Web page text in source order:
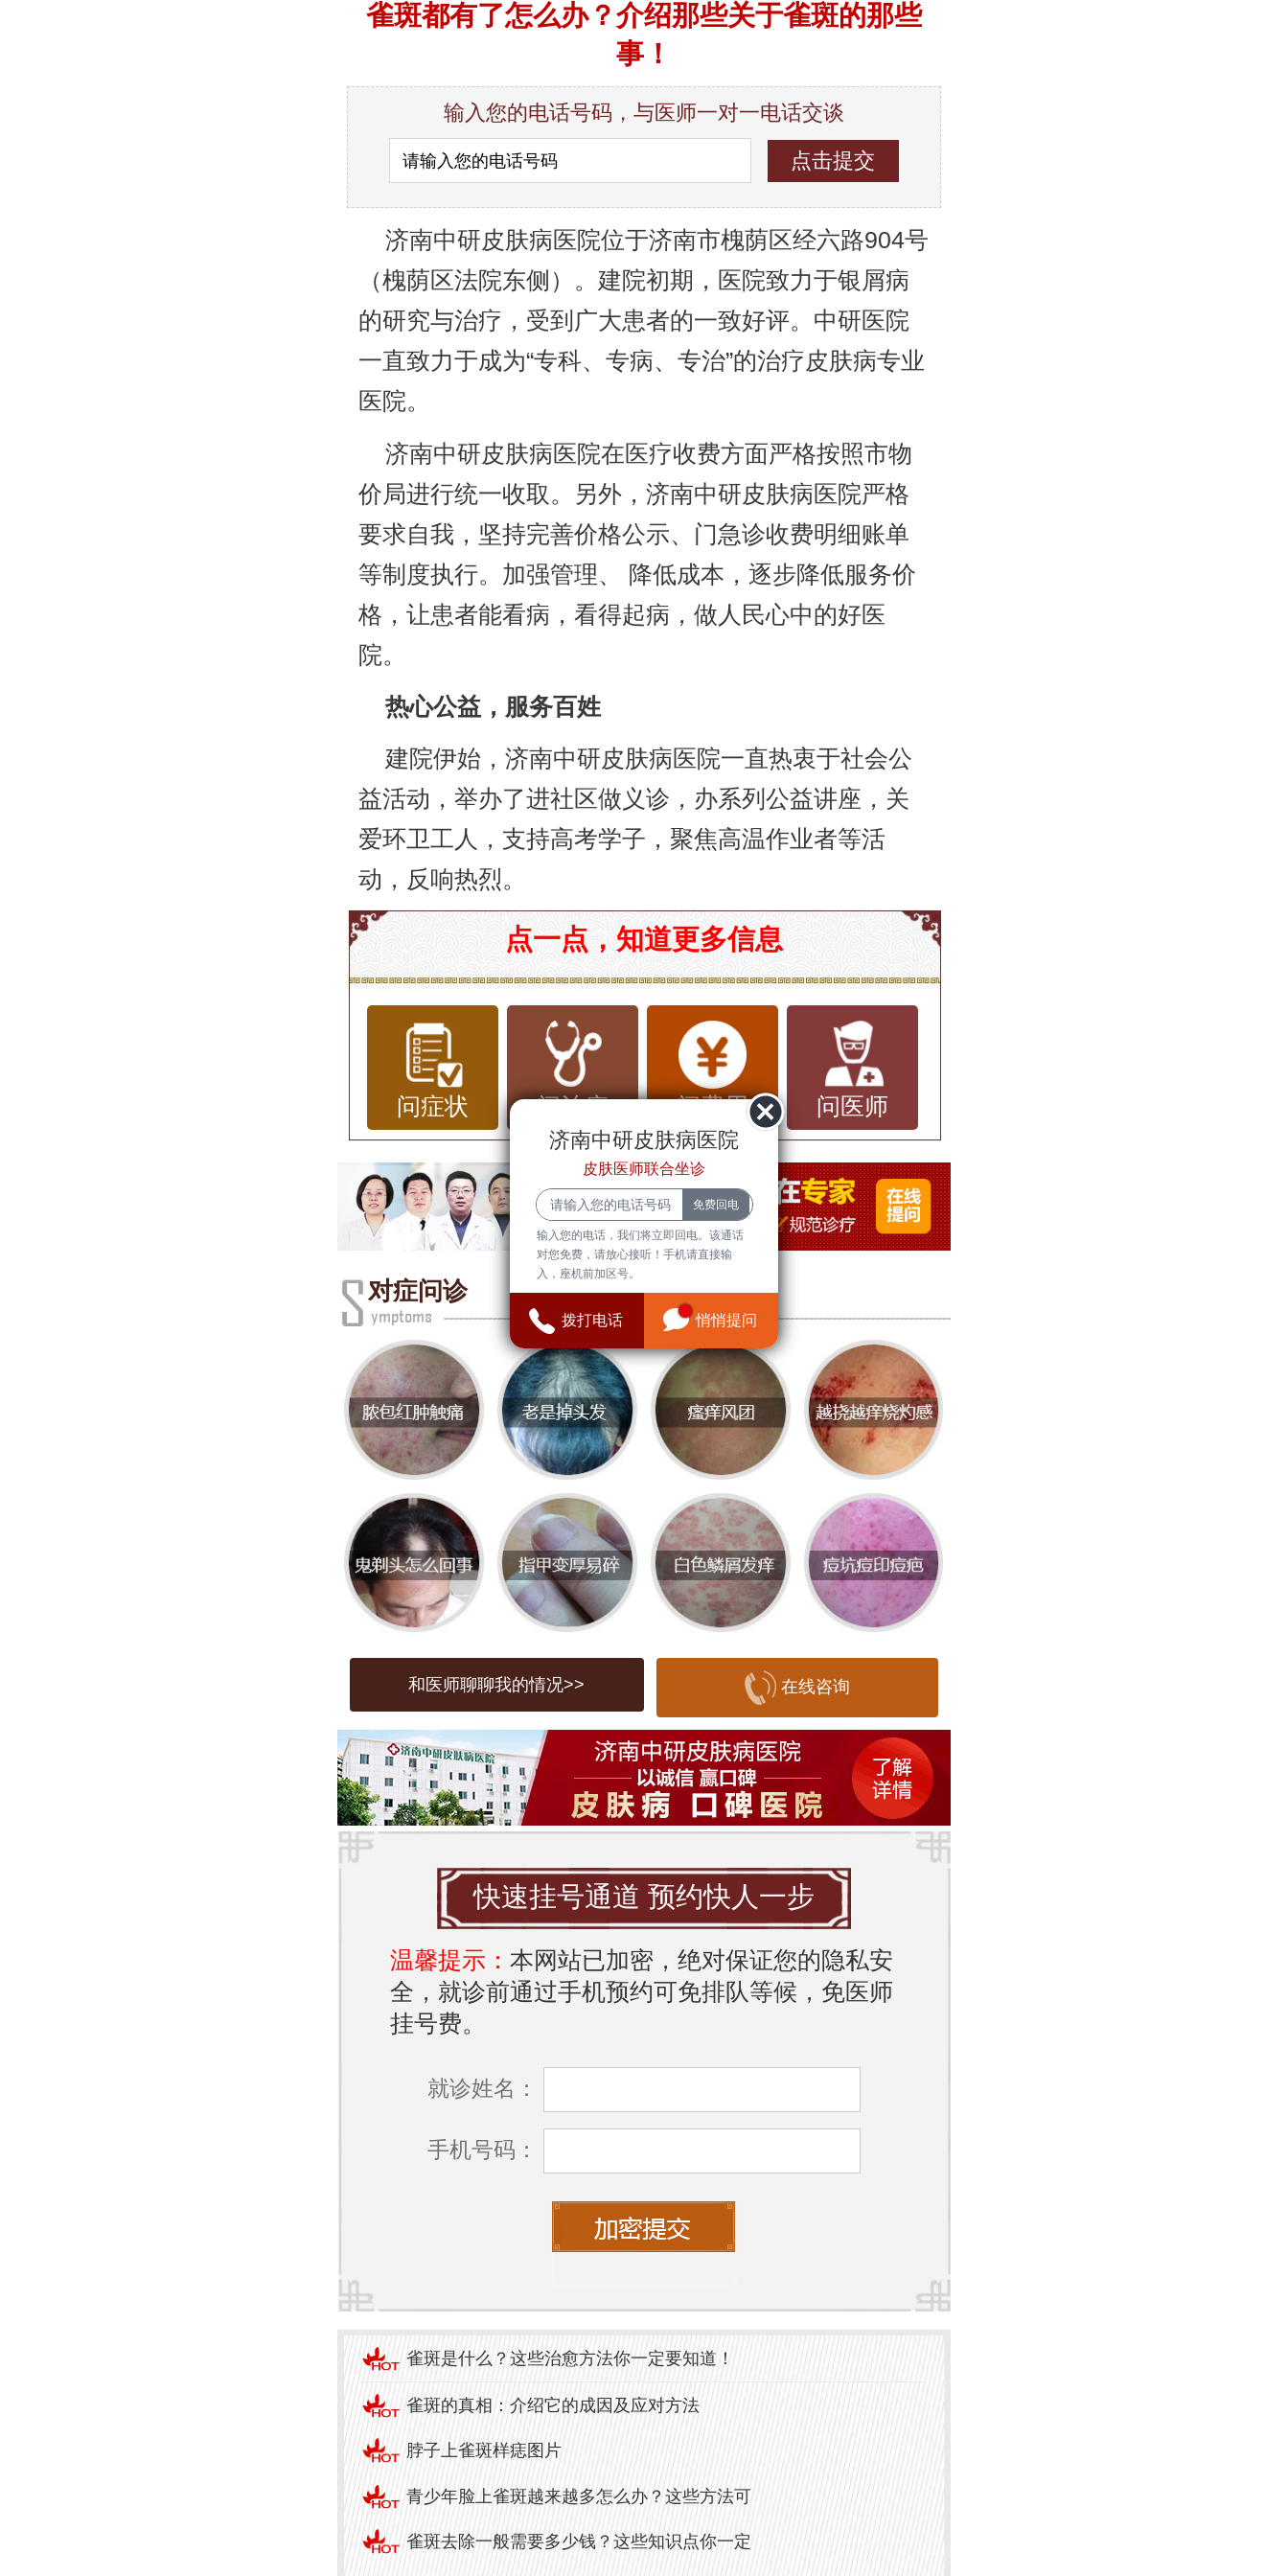
雀斑都有了怎么办？介绍那些关于雀斑的那些
事！
输入您的电话号码，与医师一对一电话交谈
济南中研皮肤病医院位于济南市槐荫区经六路904号
（槐荫区法院东侧）。建院初期，医院致力于银屑病
的研究与治疗，受到广大患者的一致好评。中研医院
一直致力于成为“专科、专病、专治”的治疗皮肤病专业
医院。
济南中研皮肤病医院在医疗收费方面严格按照市物
价局进行统一收取。另外，济南中研皮肤病医院严格
要求自我，坚持完善价格公示、门急诊收费明细账单
等制度执行。加强管理、 降低成本，逐步降低服务价
格，让患者能看病，看得起病，做人民心中的好医
院。
热心公益，服务百姓
建院伊始，济南中研皮肤病医院一直热衷于社会公
益活动，举办了进社区做义诊，办系列公益讲座，关
爱环卫工人，支持高考学子，聚焦高温作业者等活
动，反响热烈。
雀斑都有了怎么办？揭秘那些关于雀斑的那些事！
雀斑，这个让许多人困扰的皮肤问题。无论是细密散
布在脸颊，还是成片出现在鼻梁，雀斑总是让人觉得
烦恼。那么，雀斑到底是什么？为什么会出现？如何
预防和应对？今天，我们就来聊聊这些关于雀斑的“那
些事”。
什么是雀斑？
雀斑是一种常见的皮肤问题，通常表现为脸部出现散
在的或成片的棕色小斑点。这些斑点是由于皮肤中黑
色素的过度生成所导致的。黑色素的生成与遗传、激
素水平、紫外线照射等因素密切相关。
雀斑的形成原因
1. 紫外线照射：阳光中的紫外线是雀斑形成的主要原
因。长期暴露在阳光下，皮肤中的黑色素细胞会被激
活，产生更多的黑色素，从而导致雀斑的出现。
2. 激素影响：激素水平的变化也会导致雀斑的出现。
激素水平的波动可能会引发雀斑。
3. 遗传因素：有些人天生皮肤敏感，黑色素生成能力
较强，因此更容易出现雀斑。
雀斑的类型
雀斑可以分为两种类型：
1. 太阳雀斑：由长期紫外线照射引起，通常出现在经
常暴露在阳光下的部位，如脸部、手背等。
2. 激素性雀斑：由激素水平变化引起，常见于怀孕
期、更年期或使用激素类药物时。
雀斑不仅影响美观，还可能引发其他皮肤问题。例
如，雀斑可能导致皮肤色素沉着加重，甚引发皮肤癌
变。因此，及时预防和治疗雀斑非常重要。
如何预防雀斑？
1. 防晒：防晒是预防雀斑的关键。每天出门前都要涂
抹防晒霜，选择防晒系数高且含有抗氧化成分的产
品。
2. 避免紫外线：尽量减少在烈日下暴露的时间，尤其
是在上午10点到下午4点这段时间。
点一点，知道更多信息
问症状 问治疗 问费用 问医师
对症问诊
和医师聊聊我的情况>> 在线咨询
快速挂号通道 预约快人一步
温馨提示：本网站已加密，绝对保证您的隐私安
全，就诊前通过手机预约可免排队等候，免医师
挂号费。
就诊姓名：
手机号码：
雀斑是什么？这些治愈方法你一定要知道！
雀斑的真相：介绍它的成因及应对方法
脖子上雀斑样痣图片
青少年脸上雀斑越来越多怎么办？这些方法可
雀斑去除一般需要多少钱？这些知识点你一定
济南中研皮肤病医院
皮肤医师联合坐诊
输入您的电话，我们将立即回电。该通话
对您免费，请放心接听！手机请直接输
入，座机前加区号。
拨打电话 悄悄提问